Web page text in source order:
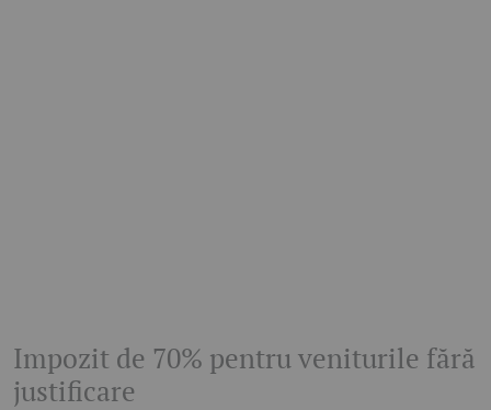
Impozit de 70% pentru veniturile fără
justificare